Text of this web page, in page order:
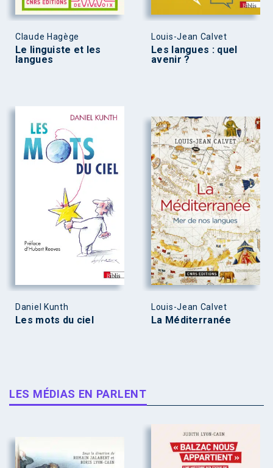
Claude Hagège
Le linguiste et les
langues
Louis-Jean Calvet
Les langues : quel
avenir ?
Daniel Kunth
Les mots du ciel
Louis-Jean Calvet
La Méditerranée
LES MÉDIAS EN PARLENT